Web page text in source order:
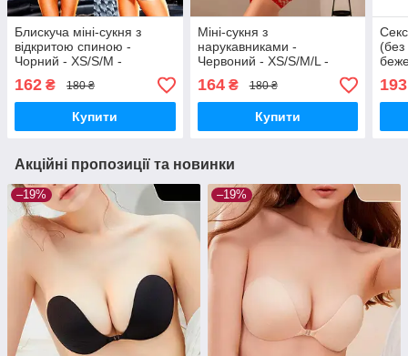
Блискуча міні-сукня з
відкритою спиною -
Чорний - XS/S/M -
Еротична білизна
162 ₴ 180 ₴
Купити
Міні-сукня з
нарукавниками -
Червоний - XS/S/M/L -
Еротична білизна
164₴ 180 ₴
Купити
(без
193
Акційні пропозиції та новинки
–19% –19%